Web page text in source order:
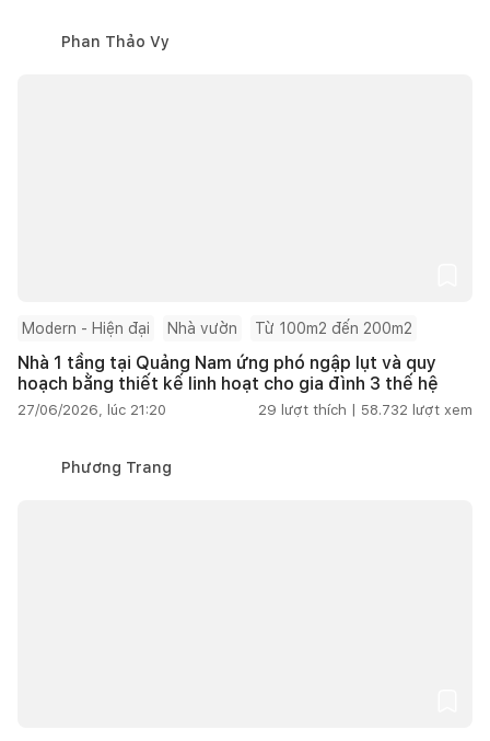
Phan Thảo Vy
Modern - Hiện đại Nhà vườn Từ 100m2 đến 200m2
Nhà 1 tầng tại Quảng Nam ứng phó ngập lụt và quy
hoạch bằng thiết kế linh hoạt cho gia đình 3 thế hệ
27/06/2026, lúc 21:20 29 lượt thích | 58.732 lượt xem
Phương Trang